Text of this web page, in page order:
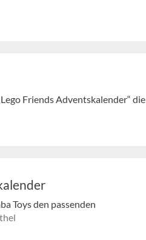
Friends Adventskalender“ die
Toys den passenden